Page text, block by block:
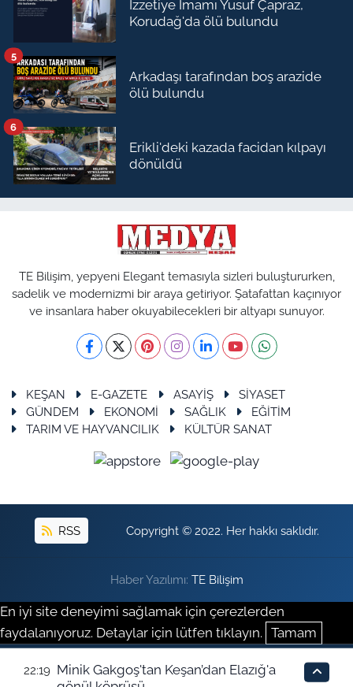
İzzetiye İmamı Yusuf Çapraz,
Korudağ'da ölü bulundu
Arkadaşı tarafından boş arazide
ölü bulundu
5
Erikli'deki kazada facidan kılpayı
dönüldü
6
TE Bilişim, yepyeni Elegant temasıyla sizleri buluştururken,
sadelik ve modernizmi bir araya getiriyor. Şatafattan kaçınıyor
ve insanlara haber okuyabilecekleri bir altyapı sunuyor.
KEŞAN E-GAZETE ASAYİŞ
SİYASET
GÜNDEM
EKONOMİ SAĞLIK
EĞİTİM
TARIM VE HAYVANCILIK
KÜLTÜR SANAT
RSS Copyright © 2022. Her hakkı saklıdır.
Haber Yazılımı: TE Bilişim
En iyi site deneyimi sağlamak için çerezlerden
faydalanıyoruz. Detaylar için lütfen tıklayın. Tamam
22:19 Minik Gakgoş'tan Keşan’dan Elazığ'a